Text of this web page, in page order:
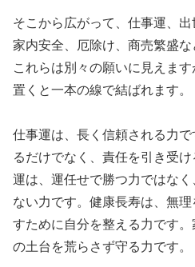
そこから広がって、仕事運、出
家内安全、厄除け、商売繁盛な
これらは別々の願いに見えま
置くと一本の線で結ばれます。
仕事運は、長く信頼される力
るだけでなく、責任を引き受
運は、運任せで勝つ力ではな
ない力です。健康長寿は、無
すために自分を整える力です
の土台を荒らさず守る力です。